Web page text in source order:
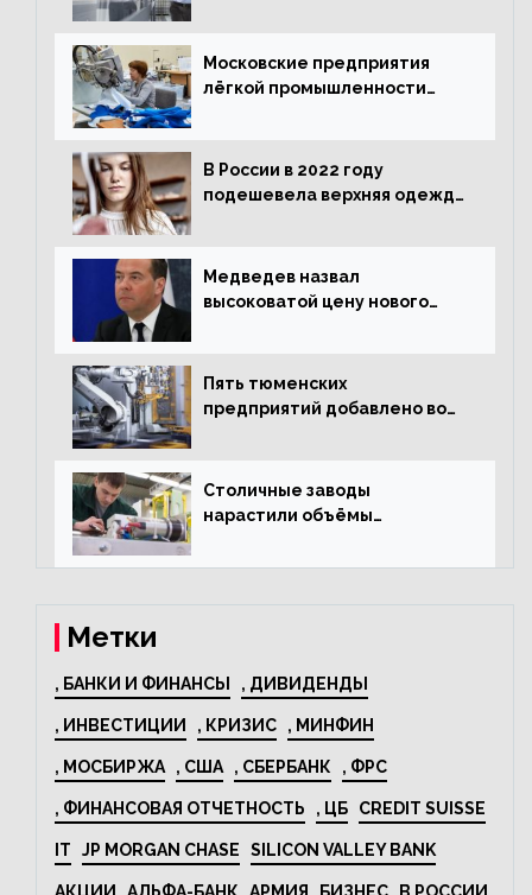
Московские предприятия
лёгкой промышленности
В России в 2022 году
подешевела верхняя одежда
Медведев назвал
высоковатой цену нового
Пять тюменских
предприятий добавлено во
туризма
Столичные заводы
нарастили объёмы
электрооборудования на
Метки
, БАНКИ И ФИНАНСЫ , ДИВИДЕНДЫ
, ИНВЕСТИЦИИ , КРИЗИС , МИНФИН
, МОСБИРЖА , США , СБЕРБАНК , ФРС
, ФИНАНСОВАЯ ОТЧЕТНОСТЬ , ЦБ CREDIT SUISSE
IT JP MORGAN CHASE SILICON VALLEY BANK